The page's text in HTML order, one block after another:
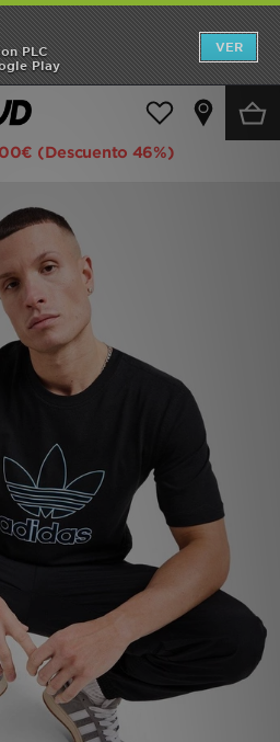
PLC
Play
VER
Ropa de hombre Camisetas
Outline Trefoil
(Descuento 46%)